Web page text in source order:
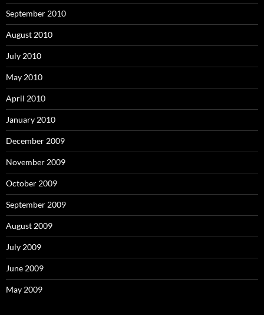
September 2010
August 2010
July 2010
May 2010
April 2010
January 2010
December 2009
November 2009
October 2009
September 2009
August 2009
July 2009
June 2009
May 2009